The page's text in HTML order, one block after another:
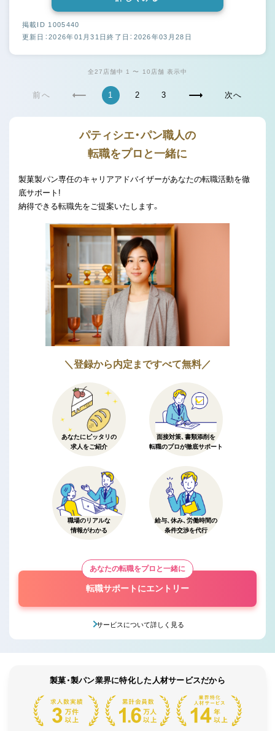
掲載ID 1005440
更新日：2026年01月31日終了日：2026年03月28日
全27店舗中 1 〜 10店舗 表示中
前へ 1 2 3 次へ
パティシエ・パン職人の
転職をプロと一緒に
製菓製パン専任のキャリアアドバイザーがあなたの転職活動を徹
底サポート!
納得できる転職先をご提案いたします。
＼登録から内定まですべて無料／
あなたにピッタリの
求人をご紹介
面接対策、書類添削を
転職のプロが徹底サポート
職場のリアルな
情報がわかる
給与、休み、労働時間の
条件交渉を代行
あなたの転職をプロと一緒に
転職サポートにエントリー
サービスについて詳しく見る
製菓・製パン業界に特化した人材サービスだから